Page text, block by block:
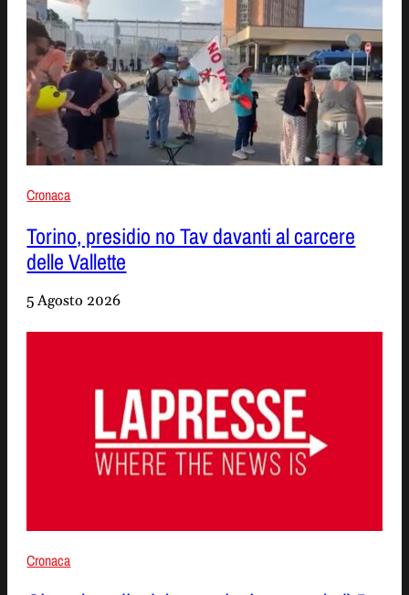
Cronaca
Torino, presidio no Tav davanti al carcere
delle Vallette
5 Agosto 2026
Cronaca